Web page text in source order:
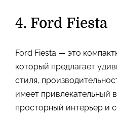
4. Ford Fiesta
Ford Fiesta — это
который предлагает
стиля,
имеет привлекательный
просторный интерьер и